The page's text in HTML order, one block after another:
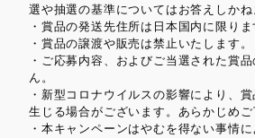
選や抽選の基準についてはお答えしかね
・賞品の発送先住所は日本国内に限りま
・賞品の譲渡や販売は禁止いたします。
・ご応募内容、およびご当選された賞
ん。
・新型コロナウイルスの影響により、
生じる場合がございます。あらかじめご
・本キャンペーンはやむを得ない事情